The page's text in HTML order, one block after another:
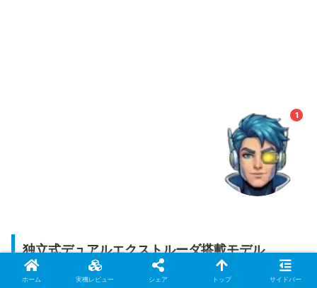
独立式デュアルエクストルーダ搭載モデル
【Creator Pro 2】
ホーム 実機レビュー シェア トップ サイドバー
1